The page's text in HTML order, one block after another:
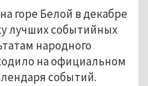
горе Белой в декабре
лучших событийных
народного
на официальном
событий.